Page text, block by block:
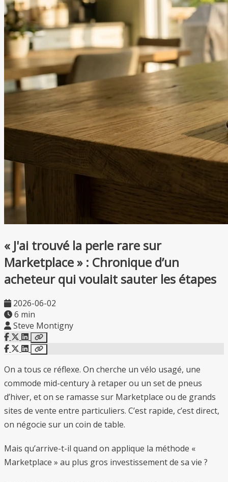
« J'ai trouvé la perle rare sur
Marketplace » : Chronique d’un
acheteur qui voulait sauter les étapes
2026-06-02
6 min
Steve Montigny
On a tous ce réflexe. On cherche un vélo usagé, une
commode mid-century à retaper ou un set de pneus
d’hiver, et on se ramasse sur Marketplace ou de grands
sites de vente entre particuliers. C’est rapide, c’est direct,
on négocie sur un coin de table.
Mais qu’arrive-t-il quand on applique la méthode «
Marketplace » au plus gros investissement de sa vie ?